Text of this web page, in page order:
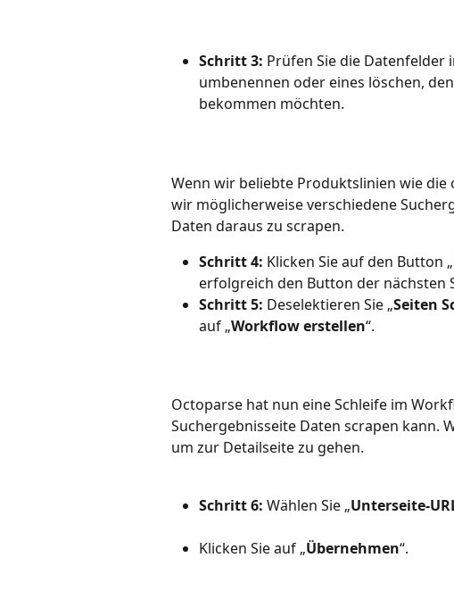
Schritt 3: Prüfen Sie die Datenfelder
umbenennen oder eines löschen,
bekommen möchten.
Wenn wir beliebte Produktslinien wie
wir möglicherweise verschiedene
Daten daraus zu scrapen.
Schritt 4: Klicken Sie auf den Button „
erfolgreich den Button der nächsten
Schritt 5: Deselektieren Sie „Seiten
auf „Workflow erstellen“.
Octoparse hat nun eine Schleife im
Suchergebnisseite Daten scrapen kann.
um zur Detailseite zu gehen.
Schritt 6: Wählen Sie „Unterseite-
Klicken Sie auf „Übernehmen“.